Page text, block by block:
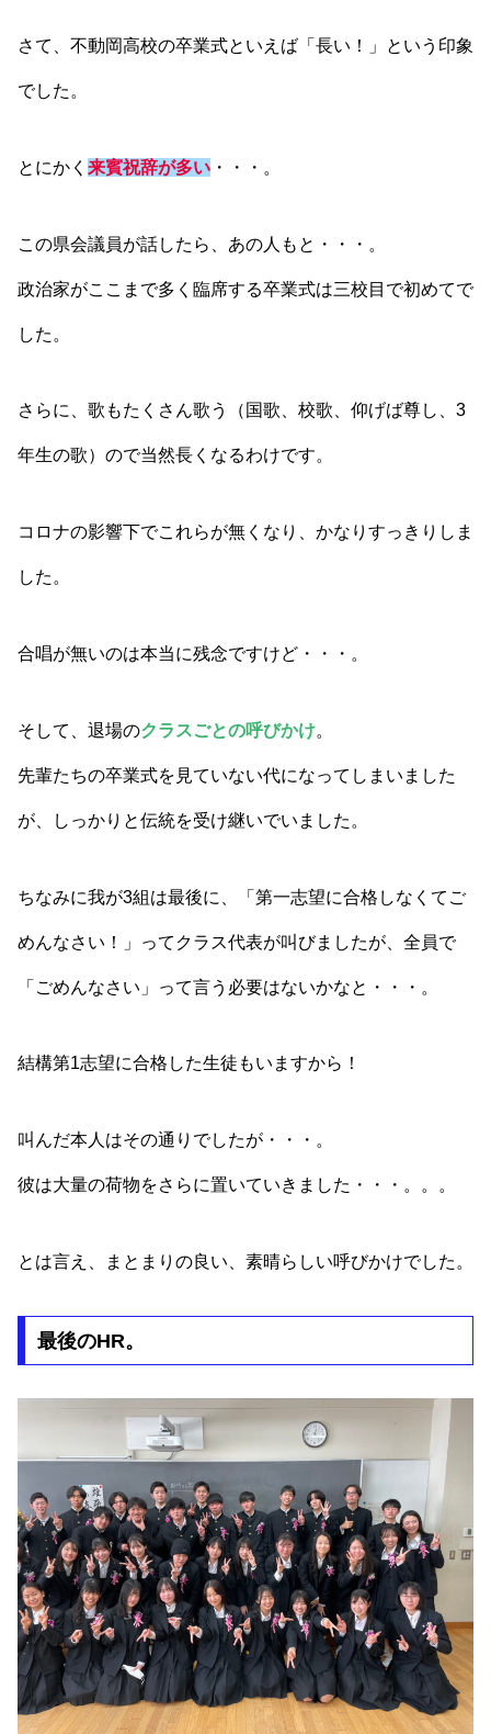
さて、不動岡高校の卒業式といえば「長い！」という印象
でした。
とにかく 来賓祝辞が多い ・・・。
この県会議員が話したら、あの人もと・・・。
政治家がここまで多く臨席する卒業式は三校目で初めてで
した。
さらに、歌もたくさん歌う（国歌、校歌、仰げば尊し、3
年生の歌）ので当然長くなるわけです。
コロナの影響下でこれらが無くなり、かなりすっきりしま
した。
合唱が無いのは本当に残念ですけど・・・。
そして、退場のクラスごとの呼びかけ。
先輩たちの卒業式を見ていない代になってしまいました
が、しっかりと伝統を受け継いでいました。
ちなみに我が3組は最後に、「第一志望に合格しなくてご
めんなさい！」ってクラス代表が叫びましたが、全員で
「ごめんなさい」って言う必要はないかなと・・・。
結構第1志望に合格した生徒もいますから！
叫んだ本人はその通りでしたが・・・。
彼は大量の荷物をさらに置いていきました・・・。。。
とは言え、まとまりの良い、素晴らしい呼びかけでした。
最後のHR。